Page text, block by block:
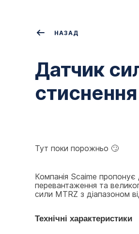
НАЗАД
Датчик
Тут поки порожньо 🙄
Компанія Scaime
перевантаження та
сили MTRZ з діапазоном
Технічні характеристики